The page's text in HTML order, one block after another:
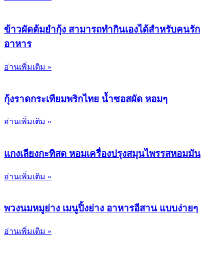
ข้าวผัดต้มยำกุ้ง สามารถทำกินเองได้สำหรับคนรัก
อาหาร
อ่านเพิ่มเติม »
กุ้งราดกระเทียมพริกไทย น้ำซอสผัด หอมๆ
อ่านเพิ่มเติม »
แกงเลียงกะทิสด หอมเครื่องปรุงสมุนไพรรสหอมมัน
อ่านเพิ่มเติม »
พวงนมหมูย่าง เมนูปิ้งย่าง อาหารอีสาน แบบง่ายๆ
อ่านเพิ่มเติม »